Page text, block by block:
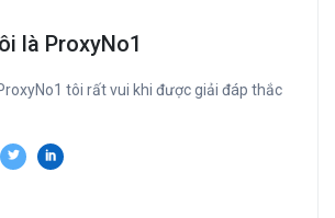
là ProxyNo1
tôi rất vui khi được giải đáp thắc